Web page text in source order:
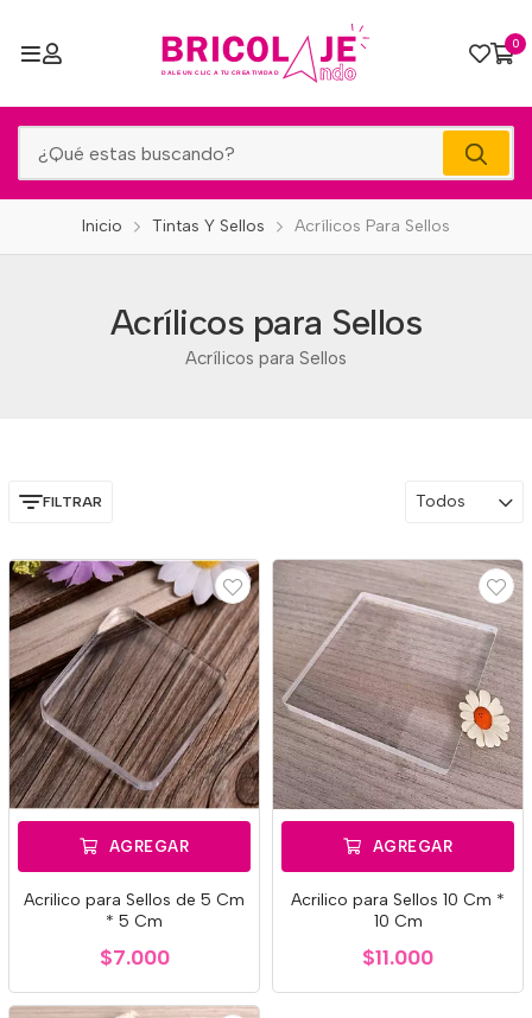
0
Inicio Tintas Y Sellos Acrílicos Para Sellos
Acrílicos para Sellos
Acrílicos para Sellos
FILTRAR Todos
AGREGAR
Acrilico para Sellos de 5 Cm
* 5 Cm
$7.000
AGREGAR
Acrilico para Sellos 10 Cm *
10 Cm
$11.000